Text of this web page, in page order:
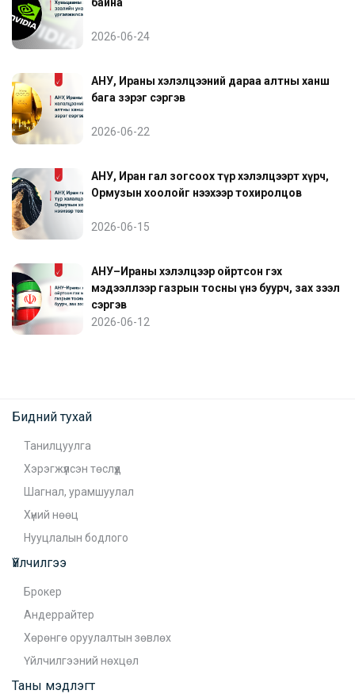
2026-06-24
АНУ, Ираны хэлэлцээний дараа алтны ханш
бага зэрэг сэргэв
2026-06-22
АНУ, Иран гал зогсоох түр хэлэлцээрт хүрч,
Ормузын хоолойг нээхээр тохиролцов
2026-06-15
АНУ–Ираны хэлэлцээр ойртсон гэх
мэдээллээр газрын тосны үнэ буурч, зах зээл
сэргэв
2026-06-12
Бидний тухай
Танилцуулга
Хэрэгжүүлсэн төслүүд
Шагнал, урамшуулал
Хүний нөөц
Нууцлалын бодлого
Үйлчилгээ
Брокер
Андеррайтер
Хөрөнгө оруулалтын зөвлөх
Үйлчилгээний нөхцөл
Таны мэдлэгт